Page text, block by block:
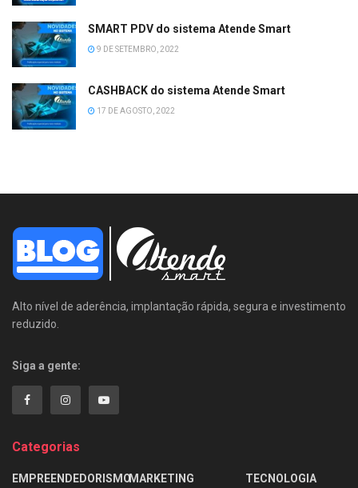
SMART PDV do sistema Atende Smart
9 DE SETEMBRO, 2022
CASHBACK do sistema Atende Smart
17 DE AGOSTO, 2022
Alto nível de aderência, implantação rápida, segura e investimento
reduzido.
Siga a gente:
Categorias
EMPREENDEDORISMOMARKETING
TECNOLOGIA